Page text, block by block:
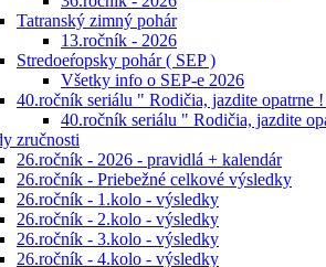
Tatranský zimný pohár
13.ročník - 2026
Stredoeŕopsky pohár ( SEP )
Všetky info o SEP-e 2026
40.ročník seriálu " Rodičia, jazdite opatrne
40.ročník seriálu " Rodičia, jazdite
zručnosti
26.ročník - 2026 - pravidlá + kalendár
26.ročník - Priebežné celkové výsledky
26.ročník - 1.kolo - výsledky
26.ročník - 2.kolo - výsledky
26.ročník - 3.kolo - výsledky
26.ročník - 4.kolo - výsledky